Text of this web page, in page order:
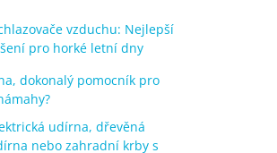
vzduchu: Nejlepší
pro horké letní dny
dokonalý pomocník pro
udírna, dřevěná
nebo zahradní krby s